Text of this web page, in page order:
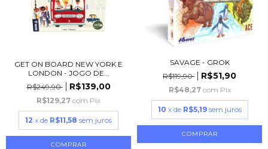
GET ON BOARD NEW YORK E
LONDON - JOGO DE...
R$249,90
R$139,00
R$129,27 com Pix
12 x de R$11,58 sem juros
SAVAGE - GROK
R$119,90
R$51,90
R$48,27 com Pix
10 x de R$5,19 sem juros